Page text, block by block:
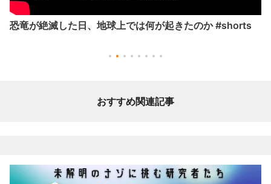
恐竜が絶滅した日、地球上では何が起きたのか #shorts
おすすめ関連記事